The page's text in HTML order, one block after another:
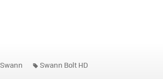
Swann Swann Bolt HD